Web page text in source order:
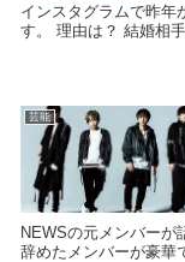
インスタグラムで昨年
す。 理由は？ 結婚相
芸能
NEWSの元メンバーが
辞めたメンバーが豪華